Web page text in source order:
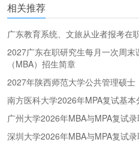
相关推荐
广东教育系统、文旅从业者报考在
2027广东在职研究生每月一次周
（MBA）招生简章
2027年陕西师范大学公共管理硕士
南方医科大学2026年MPA复试基本
广州大学2026年MBA与MPA复试
深圳大学2026年MBA与MPA复试